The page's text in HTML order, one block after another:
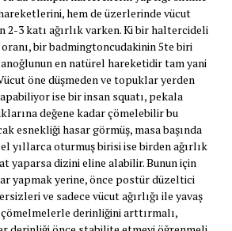
hem de üzerlerinde vücut
2-3 katı ağırlık varken. Ki bir haltercideli
bir badmingtoncudakinin 5te biri
en natürel hareketidir tam yani
öne düşmeden ve topuklar yerden
ise bir insan squatı, pekala
değene kadar çömelebilir bu
esnekliği hasar görmüş, masa başında
yıllarca oturmuş birisi ise birden ağırlık
yaparsa dizini eline alabilir. Bunun için
yapmak yerine, önce postür düzeltici
ve sadece vücut ağırlığı ile yavaş
derinliğini arttırmalı,